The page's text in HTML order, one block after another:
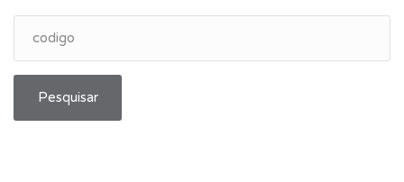
Pesquisar